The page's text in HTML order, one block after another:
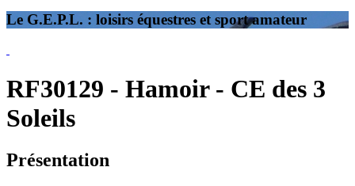
Le G.E.P.L. : loisirs équestres et sport amateur
RF30129 - Hamoir - CE des 3
Soleils
Présentation